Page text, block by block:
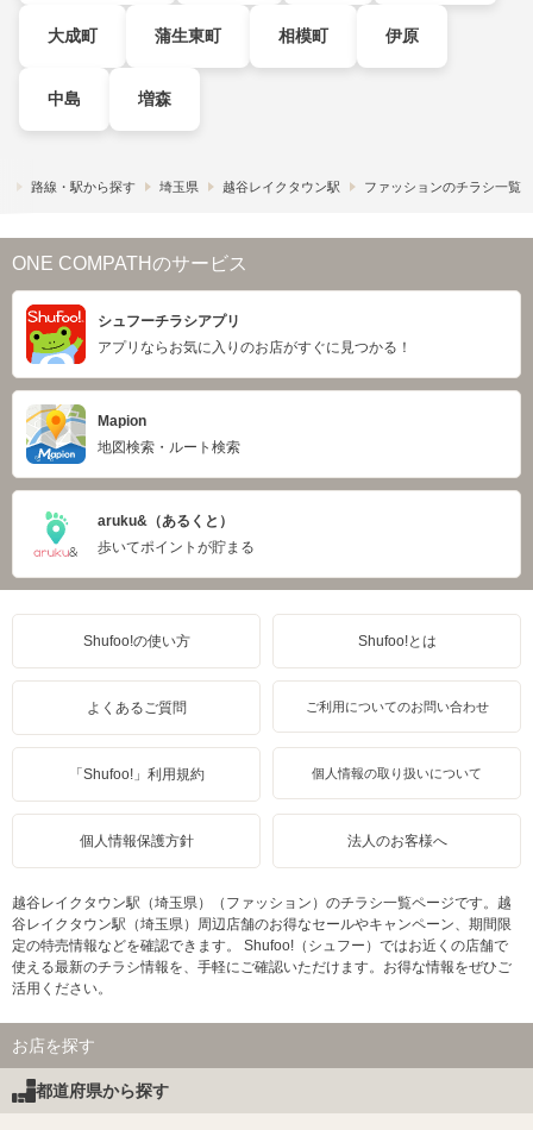
大成町 蒲生東町 相模町 伊原
中島 増森
路線・駅から探す 埼玉県 越谷レイクタウン駅 ファッションのチラシ一覧
ONE COMPATHのサービス
シュフーチラシアプリ
アプリならお気に入りのお店がすぐに見つかる！
Mapion
地図検索・ルート検索
aruku&（あるくと）
歩いてポイントが貯まる
Shufoo!の使い方 Shufoo!とは
よくあるご質問 ご利用についてのお問い合わせ
「Shufoo!」利用規約 個人情報の取り扱いについて
個人情報保護方針 法人のお客様へ
越谷レイクタウン駅（埼玉県）（ファッション）のチラシ一覧ページです。越
谷レイクタウン駅（埼玉県）周辺店舗のお得なセールやキャンペーン、期間限
定の特売情報などを確認できます。 Shufoo!（シュフー）ではお近くの店舗で
使える最新のチラシ情報を、手軽にご確認いただけます。お得な情報をぜひご
活用ください。
お店を探す
都道府県から探す